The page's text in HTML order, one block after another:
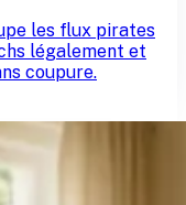
les flux pirates
légalement et
coupure.